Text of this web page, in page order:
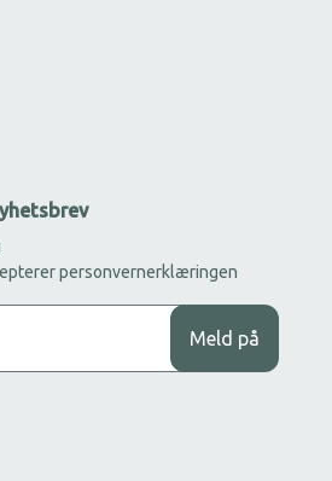
personvernerklæringen
for å motta nyhetsbrev.
Meld på